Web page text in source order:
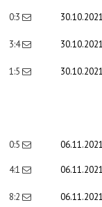
0:3
3:4
1:5
0:5
4:1
8:2